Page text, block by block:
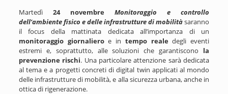
Martedì 24 novembreMonitoraggio e controllo
dell’ambiente fisico e delle infrastrutture di mobilitàsaranno
il focus della mattinata dedicataall’importanza di un
monitoraggio giornalieroe in tempo realedegli eventi
estremi e, soprattutto, alle soluzioni che garantiscono la
prevenzione rischi. Una particolare attenzione sarà dedicata
al tema e a progetti concreti di digital twin applicati al mondo
delle infrastrutture di mobilità, e alla sicurezza urbana, anche in
ottica di rigenerazione.